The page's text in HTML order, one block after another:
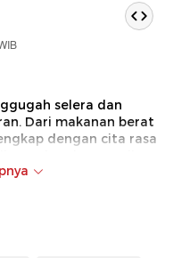
selera dan
Dari makanan berat
dengan cita rasa